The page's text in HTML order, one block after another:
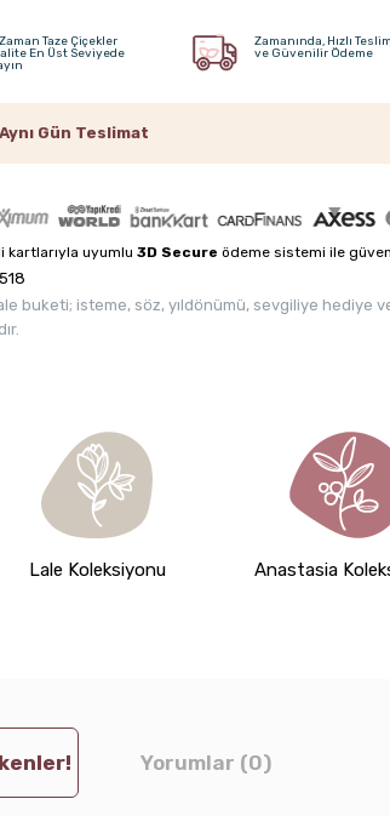
Taze Çiçekler
En Üst Seviyede
Zamanında, Hızlı
ve Güvenilir Ödeme
Gün Teslimat
kartlarıyla uyumlu 3D Secure ödeme sistemi ile
buketi; isteme, söz, yıldönümü, sevgiliye hediye
Lale Koleksiyonu Anastasia
Yorumlar (0)